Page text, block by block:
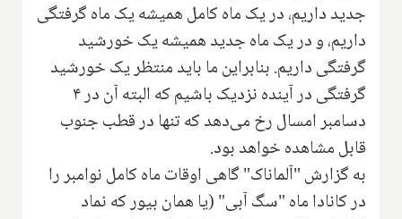
جدید داریم، در یک ماه کامل همیشه یک ماه گرفتگی
داریم، و در یک ماه جدید همیشه یک خورشید
گرفتگی داریم. بنابراین ما باید منتظر یک خورشید
گرفتگی در آینده نزدیک باشیم که البته آن در ۴
دسامبر امسال رخ می‌دهد که تنها در قطب جنوب
قابل مشاهده خواهد بود.
به گزارش "آلماناک" گاهی اوقات ماه کامل نوامبر را
در کانادا ماه "سگ آبی" (یا همان بیور که نماد